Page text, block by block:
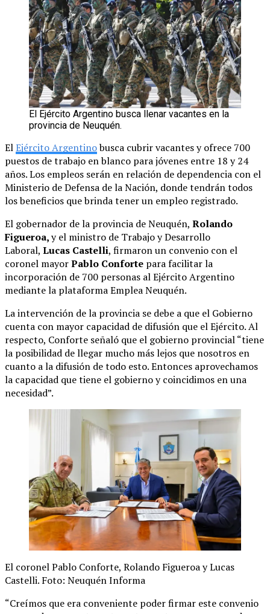
El Ejército Argentino busca llenar vacantes en la
provincia de Neuquén.
ElEjército Argentinobusca cubrir vacantes y ofrece 700
puestos de trabajo en blanco para jóvenes entre 18 y 24
años. Los empleos serán en relación de dependencia con el
Ministerio de Defensa de la Nación, donde tendrán todos
los beneficios que brinda tener un empleo registrado.
El gobernador de la provincia de Neuquén, Rolando
Figueroa,y el ministro de Trabajo y Desarrollo
Laboral, Lucas Castelli, firmaron un convenio con el
coronel mayorPablo Conforte para facilitar la
incorporación de 700 personas al Ejército Argentino
mediante la plataforma Emplea Neuquén.
La intervención de la provincia se debe a que el Gobierno
cuenta con mayor capacidad de difusión que el Ejército. Al
respecto, Conforte señaló que el gobierno provincial “tiene
la posibilidad de llegar mucho más lejos que nosotros en
cuanto a la difusión de todo esto. Entonces aprovechamos
la capacidad que tiene el gobierno y coincidimos en una
necesidad”.
El coronel Pablo Conforte, Rolando Figueroa y Lucas
Castelli. Foto: Neuquén Informa
“Creímos que era conveniente poder firmar este convenio